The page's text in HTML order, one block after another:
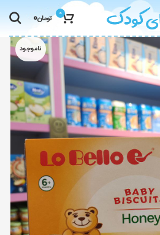
0 تومان0
ناموجود